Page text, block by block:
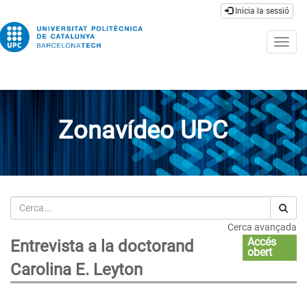
Inicia la sessió
Zonavídeo UPC
Cerca
Cerca avançada
Entrevista a la doctorand
Carolina E. Leyton
Accés
obert